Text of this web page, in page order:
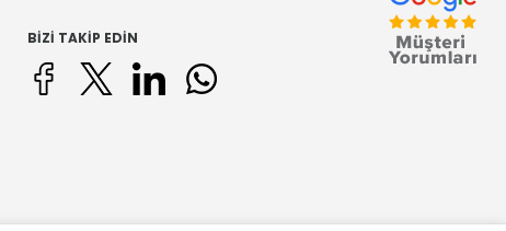
BIZI TAKIP EDIN